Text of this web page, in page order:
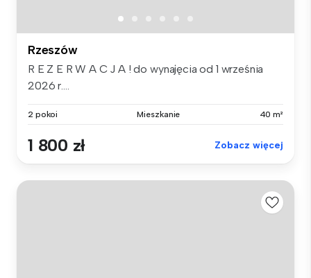
Rzeszów
R E Z E R W A C J A ! do wynajęcia od 1 września
2026 r....
2 pokoi Mieszkanie 40 m²
1 800 zł Zobacz więcej